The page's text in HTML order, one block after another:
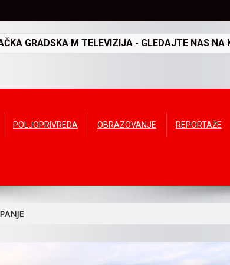
GRADSKA M TELEVIZIJA - GLEDAJTE NAS
POLJOPRIVREDA OBRAZOVANJE REPORTAŽE